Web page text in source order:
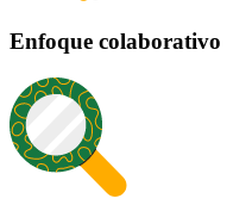
Enfoque colaborativo